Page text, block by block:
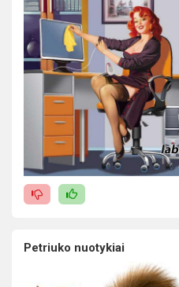
Petriuko nuotykiai